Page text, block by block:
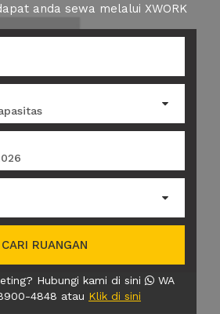
anda sewa melalui XWORK
CARI RUANGAN
Hubungi kami di sini
WA
4848 atau Klik di sini